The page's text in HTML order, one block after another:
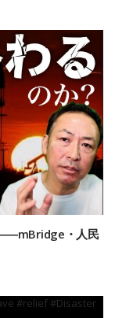
――mBridge・人民